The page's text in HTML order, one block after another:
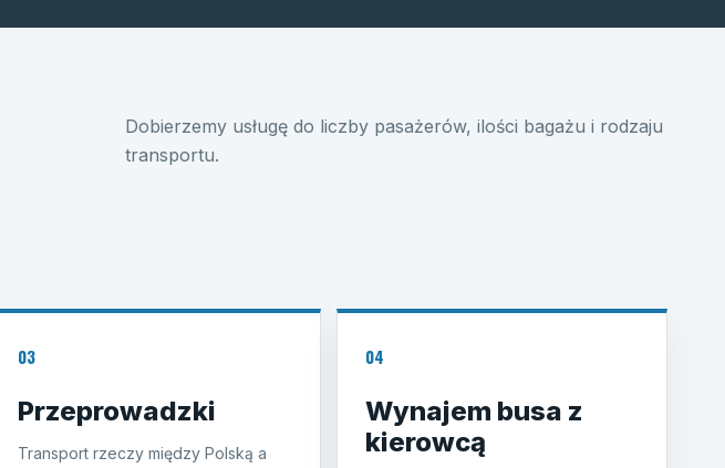
Dobierzemy usługę do liczby pasażerów, ilości bagażu i rodzaju
transportu.
03
Przeprowadzki
Transport rzeczy między Polską a
04
Wynajem busa z
kierowcą